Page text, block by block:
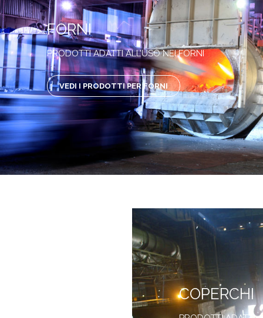
FORNI
PRODOTTI ADATTI ALL’USO NEI FORNI
VEDI I PRODOTTI PER FORNI
COPERCHI